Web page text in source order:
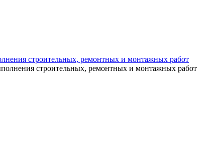
строительных, ремонтных и монтажных работ